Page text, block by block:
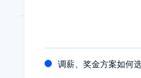
调薪、奖金方案如何